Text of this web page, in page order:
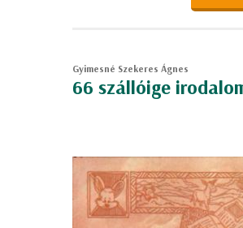
Gyimesné Szekeres Ágnes
66 szállóige